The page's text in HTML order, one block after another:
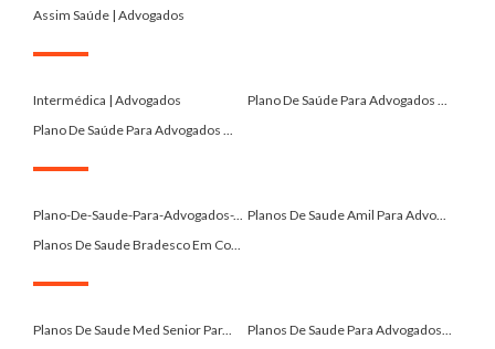
Assim Saúde | Advogados
Intermédica | Advogados
Plano De Saúde Para Advogados ...
Plano De Saúde Para Advogados ...
Plano-De-Saude-Para-Advogados-...
Planos De Saude Amil Para Advo...
Planos De Saude Bradesco Em Co...
Planos De Saude Med Senior Par...
Planos De Saude Para Advogados...